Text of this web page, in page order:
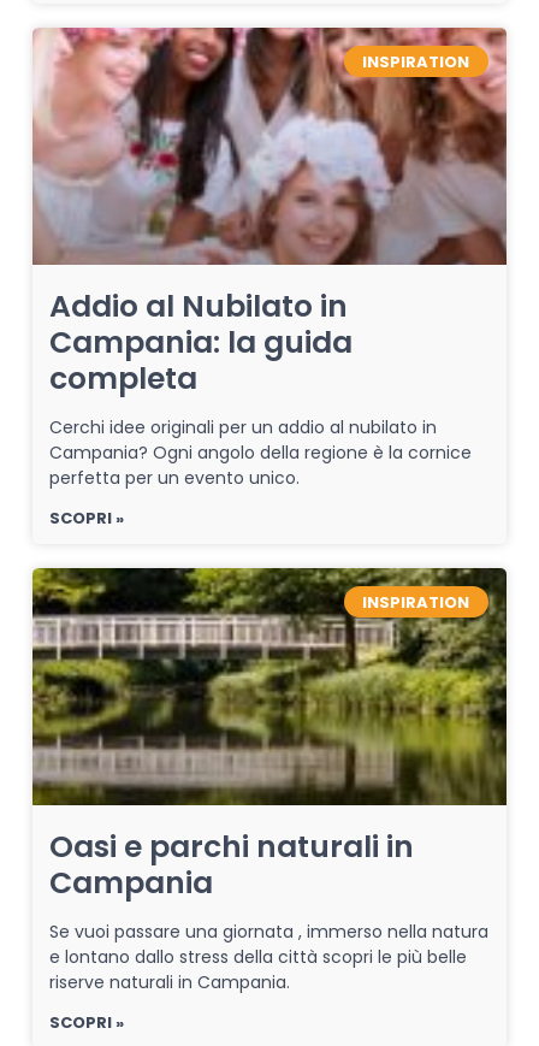
INSPIRATION
Addio al Nubilato in
Campania: la guida
completa
Cerchi idee originali per un addio al nubilato in
Campania? Ogni angolo della regione è la cornice
perfetta per un evento unico.
SCOPRI »
INSPIRATION
Oasi e parchi naturali in
Campania
Se vuoi passare una giornata , immerso nella natura
e lontano dallo stress della città scopri le più belle
riserve naturali in Campania.
SCOPRI »